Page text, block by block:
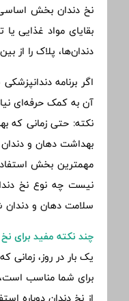
نخ دندان بخش اساسی
بقایای مواد غذایی
دندان‌ها، پلاک را از
اگر برنامه
آن به کمک حرفه‌ای
نکته: حتی زمانی که
بهداشت دهان و
مهمترین بخش
نیست چه نوع نخ
سلامت دهان و دندان
چند نکته مفید برای
یک بار در روز،
برای شما مناسب